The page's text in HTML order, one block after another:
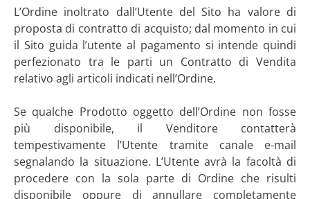
L’Ordine inoltrato dall’Utente del Sito ha valore di
proposta di contratto di acquisto; dal momento in cui
il Sito guida l’utente al pagamento si intende quindi
perfezionato tra le parti un Contratto di Vendita
relativo agli articoli indicati nell’Ordine.
Se qualche Prodotto oggetto dell’Ordine non fosse
più disponibile, il Venditore contatterà
tempestivamente l’Utente tramite canale e-mail
segnalando la situazione. L’Utente avrà la facoltà di
procedere con la sola parte di Ordine che risulti
disponibile oppure di annullare completamente